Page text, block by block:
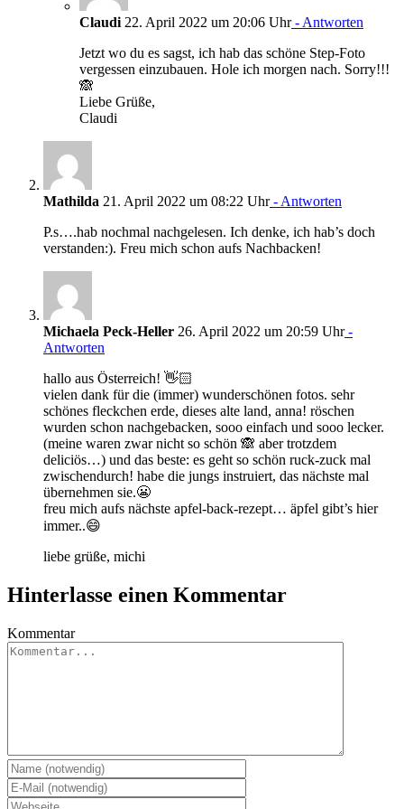
Claudi 22. April 2022 um 20:06 Uhr- Antworten
Jetzt wo du es sagst, ich hab das schöne Step-Foto
vergessen einzubauen. Hole ich morgen nach. Sorry!!!
🙈
Liebe Grüße,
Claudi
Mathilda 21. April 2022 um 08:22 Uhr- Antworten
P.s….hab nochmal nachgelesen. Ich denke, ich hab’s doch
verstanden:). Freu mich schon aufs Nachbacken!
Michaela Peck-Heller 26. April 2022 um 20:59 Uhr-
Antworten
hallo aus Österreich! 👋🏻
vielen dank für die (immer) wunderschönen fotos. sehr
schönes fleckchen erde, dieses alte land, anna! röschen
wurden schon nachgebacken, sooo einfach und sooo lecker.
(meine waren zwar nicht so schön 🙈 aber trotzdem
deliciös…) und das beste: es geht so schön ruck-zuck mal
zwischendurch! habe die jungs instruiert, das nächste mal
übernehmen sie.😬
freu mich aufs nächste apfel-back-rezept… äpfel gibt’s hier
immer..😄
liebe grüße, michi
Hinterlasse einen Kommentar
Kommentar